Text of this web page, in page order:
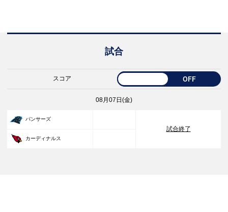
試合
スコア OFF
08月07日(金)
パンサーズ
試合終了
カーディナルス